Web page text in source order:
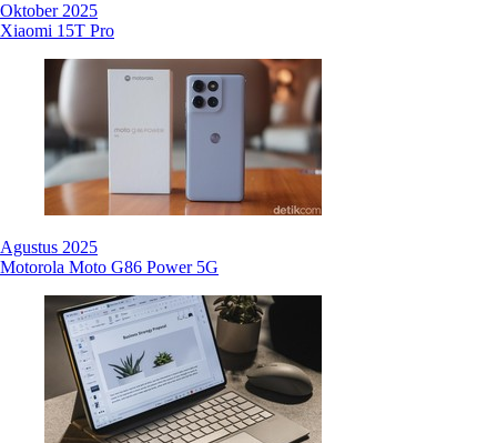
Oktober 2025
Xiaomi 15T Pro
Agustus 2025
Motorola Moto G86 Power 5G